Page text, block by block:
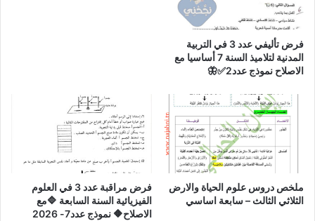
فرض تأليفي عدد 3 في التربية
المدنية لتلاميذ السنة 7 أساسيا مع
الاصلاح نموذج عدد2✅🦋
ملخص دروس علوم الحياة والارض
الثلاثي الثالث – سابعة اساسي
فرض مراقبة عدد 3 في العلوم
الفيزيائية السنة السابعة 🔷مع
الاصلاح🔶 نموذج عدد7- 2026